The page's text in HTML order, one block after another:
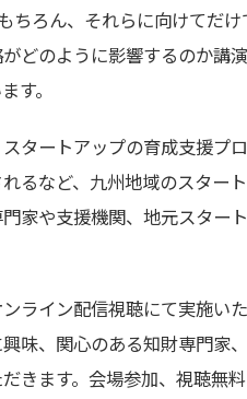
ちろん、それらに向けてだ
どのように影響するのか講
す。
タートアップの育成支援プ
るなど、九州地域のスター
家や支援機関、地元スター
ライン配信視聴にて実施い
味、関心のある知財専門家
きます。会場参加、視聴無